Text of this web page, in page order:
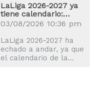
LaLiga 2026-2027 ya
tiene calendario:
estas son las fechas
claves
03/08/2026 10:36 pm
LaLiga 2026-2027 ha
echado a andar, ya que
el calendario de la